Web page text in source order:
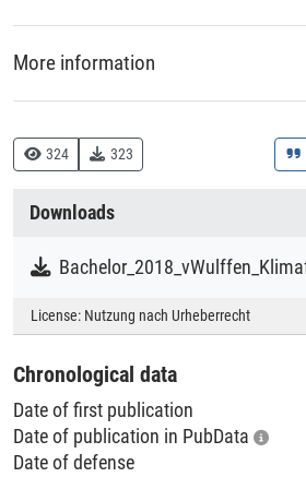
324 323
Downloads
License: Nutzung nach Urheberrecht
Chronological data
Date of first publication
Date of publication in PubData
Date of defense
More information
Study
Collections